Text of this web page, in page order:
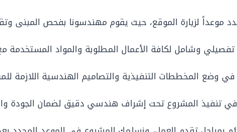
موعداً لزيارة الموقع، حيث يقوم مهندسونا بفحص المبنى
وشامل لكافة الأعمال المطلوبة والمواد
في وضع المخططات التنفيذية والتصاميم الهندسية اللازمة
تنفيذ المشروع تحت إشراف هندسي دقيق لضمان الجودة